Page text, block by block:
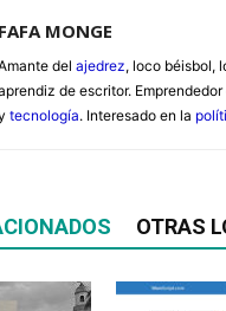
FAFA MONGE
del ajedrez, loco béisbol,
de escritor. Emprendedor
tecnología. Interesado en la
OTRAS